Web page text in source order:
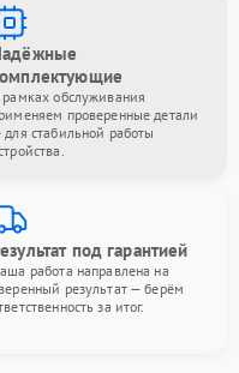
рамках обслуживания
проверенные детали
для стабильной работы
под гарантией
работа направлена на
результат — берём
за итог.